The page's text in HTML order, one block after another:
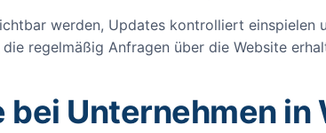
werden, Updates kontrolliert einspielen
regelmäßig Anfragen über die Website
Unternehmen in